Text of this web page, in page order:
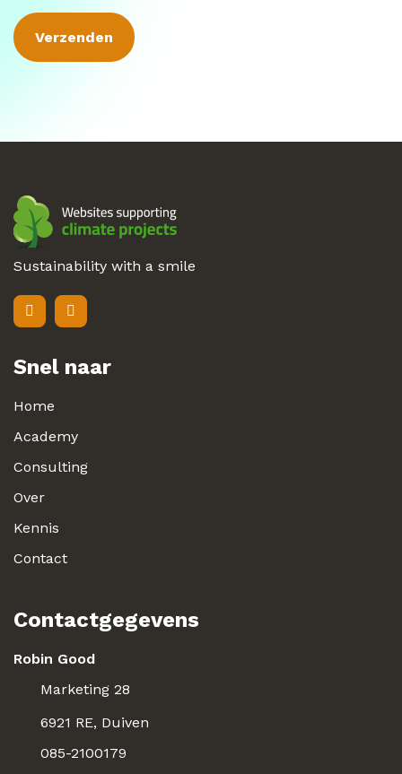
Sustainability with a smile
Snel naar
Home
Academy
Consulting
Over
Kennis
Contact
Contactgegevens
Robin Good
Marketing 28
6921 RE, Duiven
085-2100179